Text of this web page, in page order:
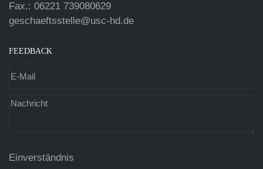
Fax.: 06221 739080629
geschaeftsstelle@usc-hd.de
FEEDBACK
Einverständnis